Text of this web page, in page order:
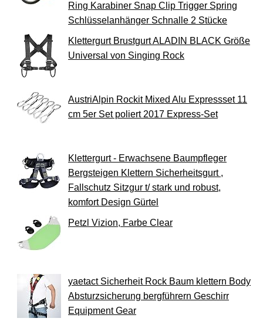
Ring Karabiner Snap Clip Trigger Spring
Schlüsselanhänger Schnalle 2 Stücke
Klettergurt Brustgurt ALADIN BLACK Größe
Universal von Singing Rock
AustriAlpin Rockit Mixed Alu Expressset 11
cm 5er Set poliert 2017 Express-Set
Klettergurt - Erwachsene Baumpfleger
Bergsteigen Klettern Sicherheitsgurt ,
Fallschutz Sitzgur t/ stark und robust,
komfort Design Gürtel
Petzl Vizion, Farbe Clear
yaetact Sicherheit Rock Baum klettern Body
Absturzsicherung bergführern Geschirr
Equipment Gear